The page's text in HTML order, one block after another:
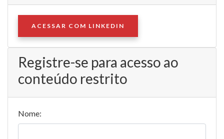
ACESSAR COM LINKEDIN
Registre-se para acesso ao
conteúdo restrito
Nome: